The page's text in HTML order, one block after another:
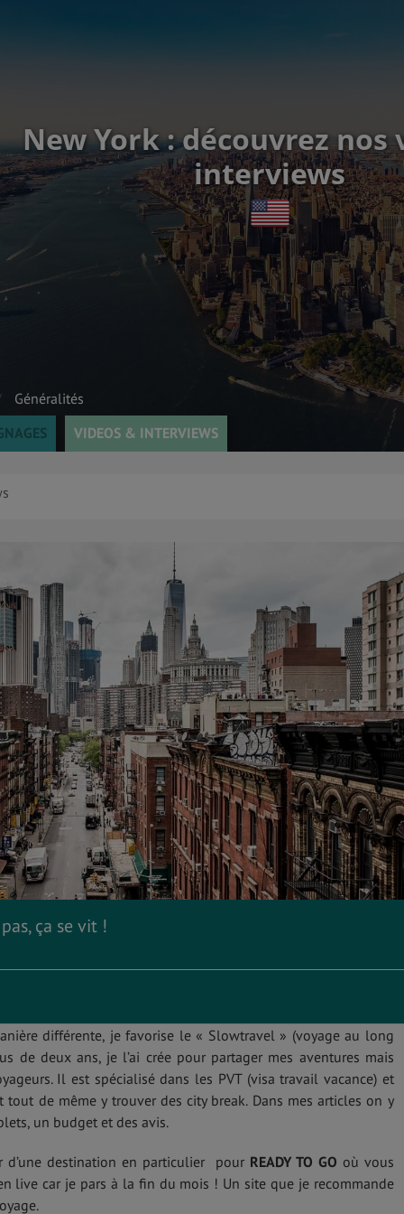
New York : découvrez nos
interviews
Généralités
VIDEOS & INTERVIEWS
ça se vit !
différente, je favorise le « Slowtravel » (voyage au long
de deux ans, je l’ai crée pour partager mes aventures mais
Il est spécialisé dans les PVT (visa travail vacance) et
de même y trouver des city break. Dans mes articles on y
un budget et des avis.
d’une destination en particulier pour READY TO GO où vous
live car je pars à la fin du mois ! Un site que je recommande